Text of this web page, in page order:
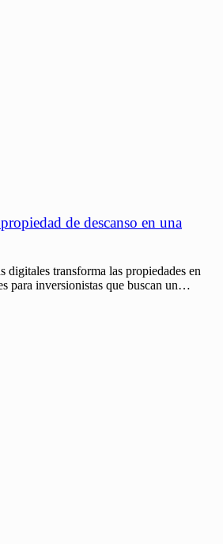
de descanso en una
digitales transforma las propiedades en
para inversionistas que buscan un…